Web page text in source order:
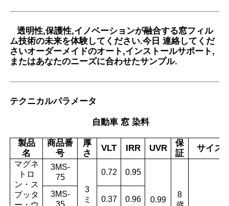
透明性,保護性,イノベーションが融合する窓フィル
ム技術の未来を体験してください.今日 連絡してくだ
さいオーダーメイドのオート,インストールサポート,
またはあなたのニーズに合わせたサンプル.
テクニカルパラメータ
自動車 窓 染料
製品
名
商品番
号
厚
さ
VLT IRR UVR
保
証
サイズ
マグネ
トロ
ン・ス
プッタ
3MS-
75
3
ミ
0.72 0.95
0.99
8
3MS-
35
0.37 0.96